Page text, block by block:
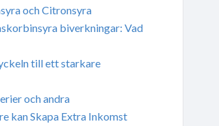
och Citronsyra
biverkningar: Vad
till ett starkare
och andra
kan Skapa Extra Inkomst